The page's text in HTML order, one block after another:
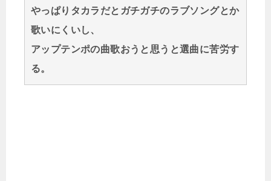
やっぱりタカラだとガチガチのラブソングとか
歌いにくいし、
アップテンポの曲歌おうと思うと選曲に苦労す
る。